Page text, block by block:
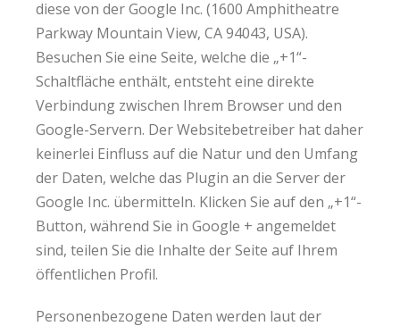
diese von der Google Inc. (1600 Amphitheatre
Parkway Mountain View, CA 94043, USA).
Besuchen Sie eine Seite, welche die „+1“-
Schaltfläche enthält, entsteht eine direkte
Verbindung zwischen Ihrem Browser und den
Google-Servern. Der Websitebetreiber hat daher
keinerlei Einfluss auf die Natur und den Umfang
der Daten, welche das Plugin an die Server der
Google Inc. übermitteln. Klicken Sie auf den „+1“-
Button, während Sie in Google + angemeldet
sind, teilen Sie die Inhalte der Seite auf Ihrem
öffentlichen Profil.
Personenbezogene Daten werden laut der